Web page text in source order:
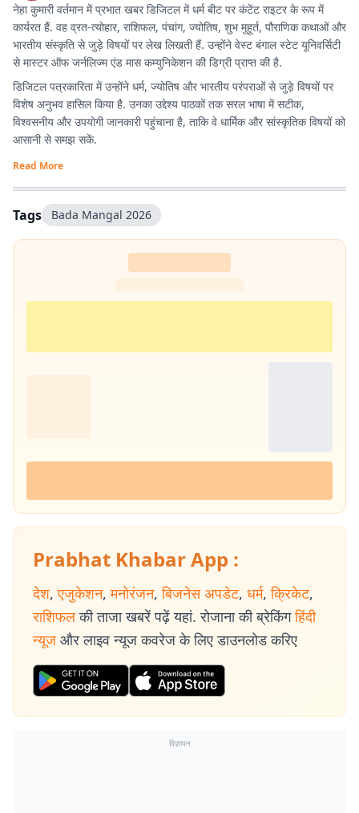
नेहा कुमारी वर्तमान में प्रभात खबर डिजिटल में धर्म बीट पर कंटेंट राइटर के रूप में
कार्यरत हैं. वह व्रत-त्योहार, राशिफल, पंचांग, ज्योतिष, शुभ मुहूर्त, पौराणिक कथाओं और
भारतीय संस्कृति से जुड़े विषयों पर लेख लिखती हैं. उन्होंने वेस्ट बंगाल स्टेट यूनिवर्सिटी
से मास्टर ऑफ जर्नलिज्म एंड मास कम्युनिकेशन की डिग्री प्राप्त की है.
डिजिटल पत्रकारिता में उन्होंने धर्म, ज्योतिष और भारतीय परंपराओं से जुड़े विषयों पर
विशेष अनुभव हासिल किया है. उनका उद्देश्य पाठकों तक सरल भाषा में सटीक,
विश्वसनीय और उपयोगी जानकारी पहुंचाना है, ताकि वे धार्मिक और सांस्कृतिक विषयों को
आसानी से समझ सकें.
Read More
Tags Bada Mangal 2026
Prabhat Khabar App :
देश, एजुकेशन, मनोरंजन, बिजनेस अपडेट, धर्म, क्रिकेट,
राशिफल की ताजा खबरें पढ़ें यहां. रोजाना की ब्रेकिंग हिंदी
न्यूज और लाइव न्यूज कवरेज के लिए डाउनलोड करिए
विज्ञापन